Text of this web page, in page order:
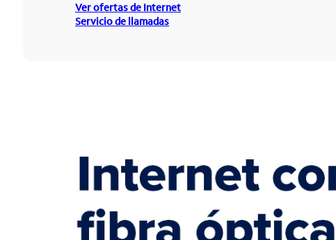
Ver ofertas de Internet
Servicio de llamadas